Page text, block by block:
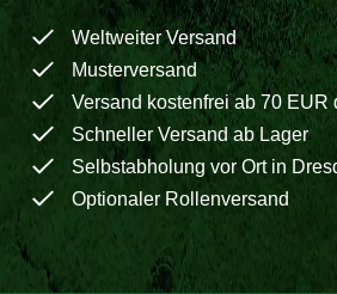
Weltweiter Versand
Musterversand
Versand kostenfrei ab 70 EUR
Schneller Versand ab Lager
Selbstabholung vor Ort in
Optionaler Rollenversand